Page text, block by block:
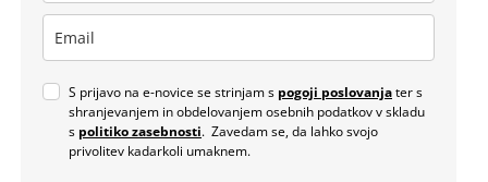
S prijavo na e-novice se strinjam s pogoji poslovanjater s
shranjevanjem in obdelovanjem osebnih podatkov v skladu
s politiko zasebnosti. Zavedam se, da lahko svojo
privolitev kadarkoli umaknem.